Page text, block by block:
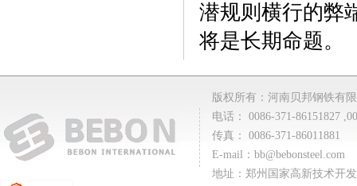
潜规则横行的弊
将是长期命题。
版权所有：河南贝邦钢铁有
电话： 0086-371-86151827
传真： 0086-371-86011881
E-mail： bb@bebonsteel.com
地址：郑州国家高新技术开